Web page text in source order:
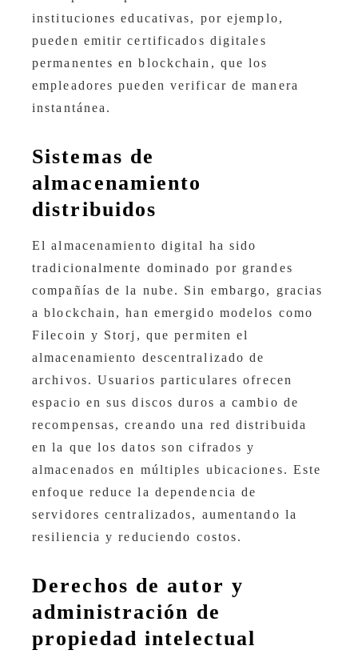
instituciones educativas, por ejemplo,
pueden emitir certificados digitales
permanentes en blockchain, que los
empleadores pueden verificar de manera
instantánea.
Sistemas de
almacenamiento
distribuidos
El almacenamiento digital ha sido
tradicionalmente dominado por grandes
compañías de la nube. Sin embargo, gracias
a blockchain, han emergido modelos como
Filecoin y Storj, que permiten el
almacenamiento descentralizado de
archivos. Usuarios particulares ofrecen
espacio en sus discos duros a cambio de
recompensas, creando una red distribuida
en la que los datos son cifrados y
almacenados en múltiples ubicaciones. Este
enfoque reduce la dependencia de
servidores centralizados, aumentando la
resiliencia y reduciendo costos.
Derechos de autor y
administración de
propiedad intelectual